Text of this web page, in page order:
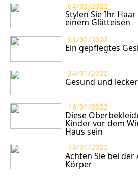
04/02/2022
Stylen Sie Ihr
einem Glätteisen
01/02/2022
Ein gepflegtes
24/01/2022
Gesund und
18/01/2022
Diese
Kinder vor dem
Haus sein
14/01/2022
Achten Sie bei
Körper